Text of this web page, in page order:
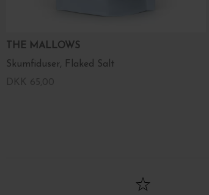
THE MALLOWS
Skumfiduser, Flaked Salt